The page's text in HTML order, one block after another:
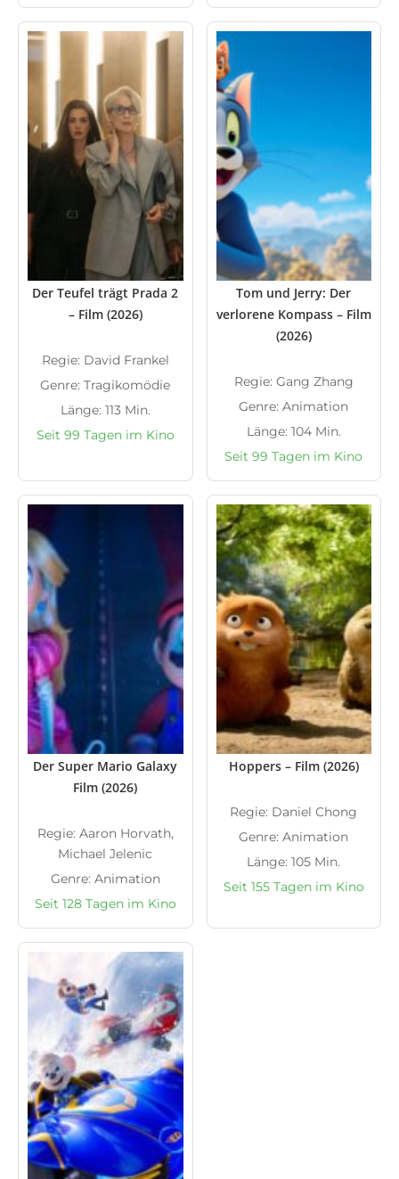
Der Teufel trägt Prada 2
– Film (2026)
Regie: David Frankel
Genre: Tragikomödie
Länge: 113 Min.
Seit 99 Tagen im Kino
Tom und Jerry: Der
verlorene Kompass – Film
(2026)
Regie: Gang Zhang
Genre: Animation
Länge: 104 Min.
Seit 99 Tagen im Kino
Der Super Mario Galaxy
Film (2026)
Regie: Aaron Horvath,
Michael Jelenic
Genre: Animation
Seit 128 Tagen im Kino
Hoppers – Film (2026)
Regie: Daniel Chong
Genre: Animation
Länge: 105 Min.
Seit 155 Tagen im Kino